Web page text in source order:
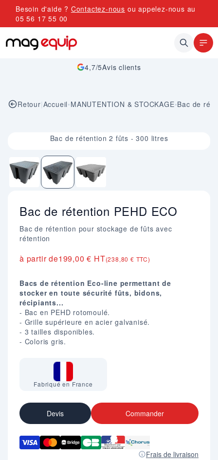
Allez au contenu
Besoin d'aide ? Contactez-nous ou appelez-nous au
05 56 17 55 00
4,7/5Avis clients
Retour|Accueil•MANUTENTION & STOCKAGE•Bac de
Image 2 sur 3Bac de rétention 2 fûts - 300 litres
Bac de rétention PEHD ECO
Bac de rétention pour stockage de fûts avec
rétention
à partir de199,00 € HT(238,80 € TTC)
Bacs de rétention Eco-line permettant de
stocker en toute sécurité fûts, bidons,
récipiants...
- Bac en PEHD rotomoulé.
- Grille supérieure en acier galvanisé.
- 3 tailles disponibles.
- Coloris gris.
Fabriqué en France
Devis Commander
Frais de livraison